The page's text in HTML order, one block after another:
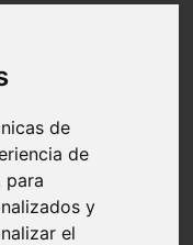
de
de
para
y
el